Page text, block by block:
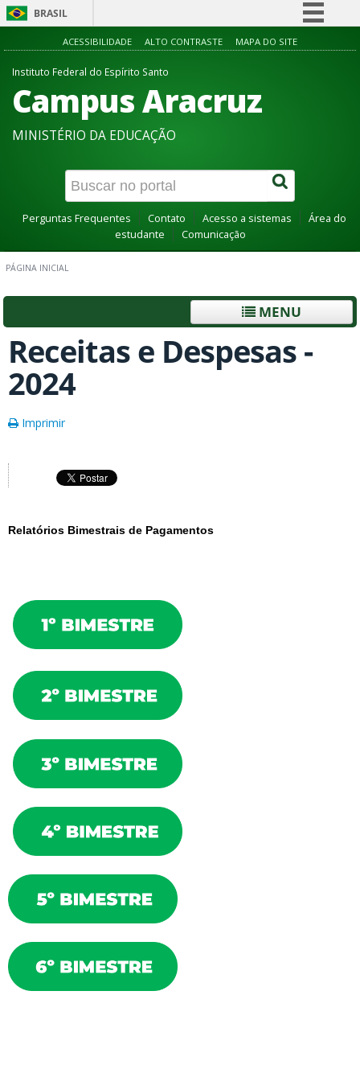
BRASIL
Simplifique!
Acesso à informação
Canais
ACESSIBILIDADE ALTO CONTRASTE MAPA DO SITE
Instituto Federal do Espírito Santo
Campus Aracruz
MINISTÉRIO DA EDUCAÇÃO
Perguntas Frequentes Contato Acesso a sistemas
Área do
estudante
Comunicação
PÁGINA INICIAL
MENU
Receitas e Despesas -
2024
Imprimir
Relatórios Bimestrais de Pagamentos